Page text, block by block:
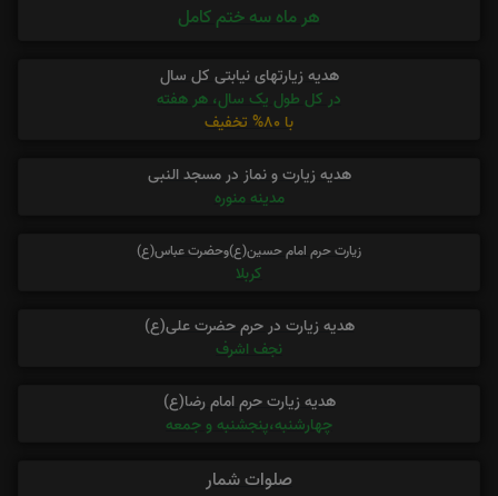
هر ماه سه ختم کامل
هدیه زیارتهای نیابتی کل سال
در کل طول یک سال، هر هفته
با 80% تخفیف
هدیه زیارت و نماز در مسجد النبی
مدینه منوره
زیارت حرم امام حسین(ع)وحضرت عباس(ع)
کربلا
هدیه زیارت در حرم حضرت علی(ع)
نجف اشرف
هدیه زیارت حرم امام رضا(ع)
چهارشنبه،پنجشنبه و جمعه
صلوات شمار